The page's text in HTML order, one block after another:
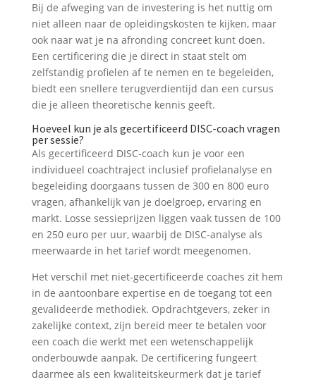
Bij de afweging van de investering is het nuttig om
niet alleen naar de opleidingskosten te kijken, maar
ook naar wat je na afronding concreet kunt doen.
Een certificering die je direct in staat stelt om
zelfstandig profielen af te nemen en te begeleiden,
biedt een snellere terugverdientijd dan een cursus
die je alleen theoretische kennis geeft.
Hoeveel kun je als gecertificeerd DISC-coach vragen
per sessie?
Als gecertificeerd DISC-coach kun je voor een
individueel coachtraject inclusief profielanalyse en
begeleiding doorgaans tussen de 300 en 800 euro
vragen, afhankelijk van je doelgroep, ervaring en
markt. Losse sessieprijzen liggen vaak tussen de 100
en 250 euro per uur, waarbij de DISC-analyse als
meerwaarde in het tarief wordt meegenomen.
Het verschil met niet-gecertificeerde coaches zit hem
in de aantoonbare expertise en de toegang tot een
gevalideerde methodiek. Opdrachtgevers, zeker in
zakelijke context, zijn bereid meer te betalen voor
een coach die werkt met een wetenschappelijk
onderbouwde aanpak. De certificering fungeert
daarmee als een kwaliteitskeurmerk dat je tarief